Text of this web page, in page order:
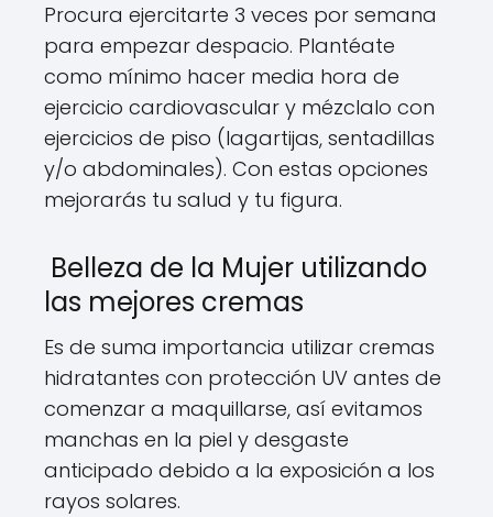
Procura ejercitarte 3 veces por semana
para empezar despacio. Plantéate
como mínimo hacer media hora de
ejercicio cardiovascular y mézclalo con
ejercicios de piso (lagartijas, sentadillas
y/o abdominales). Con estas opciones
mejorarás tu salud y tu figura.
Belleza de la Mujer utilizando
las mejores cremas
Es de suma importancia utilizar cremas
hidratantes con protección UV antes de
comenzar a maquillarse, así evitamos
manchas en la piel y desgaste
anticipado debido a la exposición a los
rayos solares.